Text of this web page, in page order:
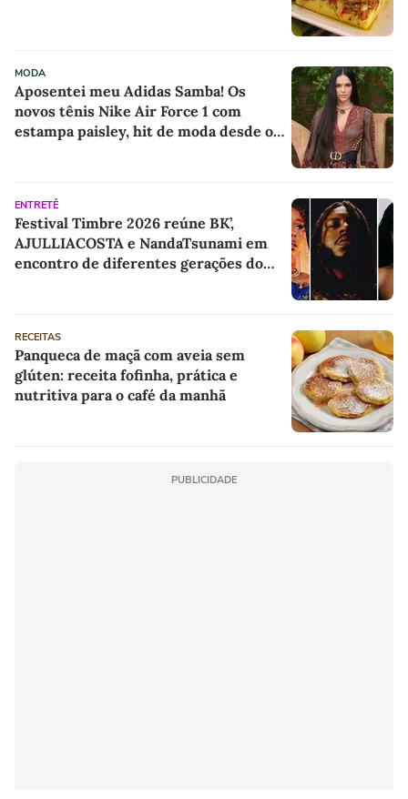
MODA
Aposentei meu Adidas Samba! Os
novos tênis Nike Air Force 1 com
estampa paisley, hit de moda desde os
ENTRETÊ
Festival Timbre 2026 reúne BK’,
AJULLIACOSTA e NandaTsunami em
encontro de diferentes gerações do
RECEITAS
Panqueca de maçã com aveia sem
glúten: receita fofinha, prática e
nutritiva para o café da manhã
PUBLICIDADE